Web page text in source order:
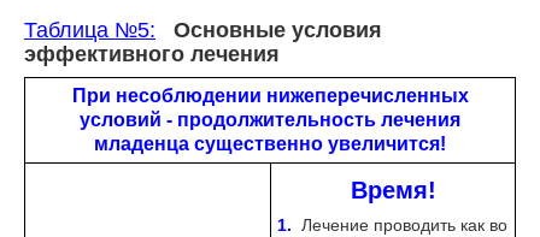
Таблица №5:
Основные условия
эффективного лечения
При несоблюдении нижеперечисленных
условий - продолжительность лечения
младенца существенно увеличится!
Время!
1. Лечение проводить как во